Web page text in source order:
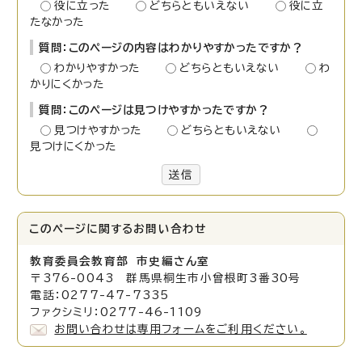
役に立った
どちらともいえない
役に立
たなかった
質問：このページの内容はわかりやすかったですか？
わかりやすかった
どちらともいえない
わ
かりにくかった
質問：このページは見つけやすかったですか？
見つけやすかった
どちらともいえない
見つけにくかった
送信
このページに関する お問い合わせ
教育委員会教育部 市史編さん室
〒376-0043 群馬県桐生市小曾根町3番30号
電話：0277-47-7335
ファクシミリ：0277-46-1109
お問い合わせは専用フォームをご利用ください。